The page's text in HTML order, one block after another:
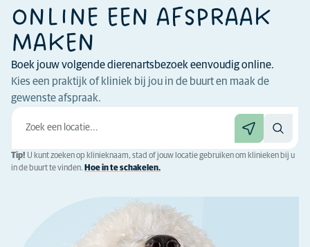
ONLINE EEN AFSPRAAK
MAKEN
Boek jouw volgende dierenartsbezoek eenvoudig online.
Kies een praktijk of kliniek bij jou in de buurt en maak de
gewenste afspraak.
Tip! U kunt zoeken op klinieknaam, stad of jouw locatie gebruiken om klinieken bij u
in de buurt te vinden. Hoe in te schakelen.